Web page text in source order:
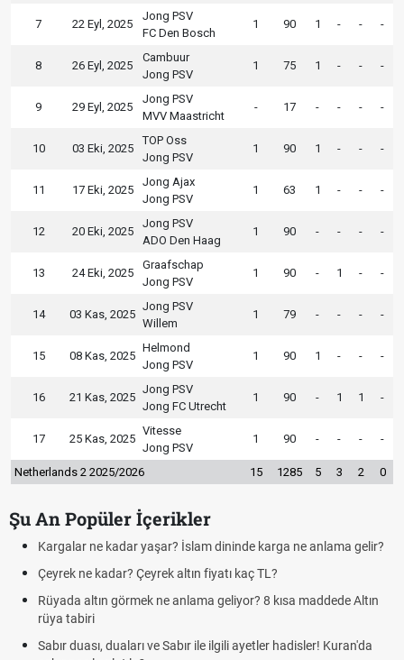
7 22 Eyl, 2025
Jong PSV
FC Den Bosch
1 90 1 - - -
8 26 Eyl, 2025
Cambuur
Jong PSV
1 75 1 - - -
9 29 Eyl, 2025
Jong PSV
MVV Maastricht
- 17 - - - -
10 03 Eki, 2025
TOP Oss
Jong PSV
1 90 1 - - -
11 17 Eki, 2025
Jong Ajax
Jong PSV
1 63 1 - - -
12 20 Eki, 2025
Jong PSV
ADO Den Haag
1 90 - - - -
13 24 Eki, 2025
Graafschap
Jong PSV
1 90 - 1 - -
14 03 Kas, 2025
Jong PSV
Willem
1 79 - - - -
15 08 Kas, 2025
Helmond
Jong PSV
1 90 1 - - -
16 21 Kas, 2025
Jong PSV
Jong FC Utrecht
1 90 - 1 1 -
17 25 Kas, 2025
Vitesse
Jong PSV
1 90 - - - -
Netherlands 2 2025/2026 15 1285 5 3 2 0
Şu An Popüler İçerikler
karga ne anlama gelir?
kaç TL?
8 kısa maddede Altın
ayetler hadisler! Kuran'da
Futbolda ofsayt nedir? Ofsayt
Kravat nasıl bağlanır? En kolay
Cemre düştü mü? Kış cemresi ne
Rüyada kedi görmek en anlama